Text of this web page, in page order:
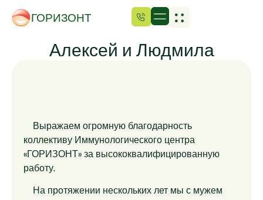
ГОРИЗОНТ
Алексей и Людмила
Выражаем огромную благодарность
коллективу Иммунологического центра
«ГОРИЗОНТ» за высококвалифицированную
работу.
На протяжении нескольких лет мы с мужем